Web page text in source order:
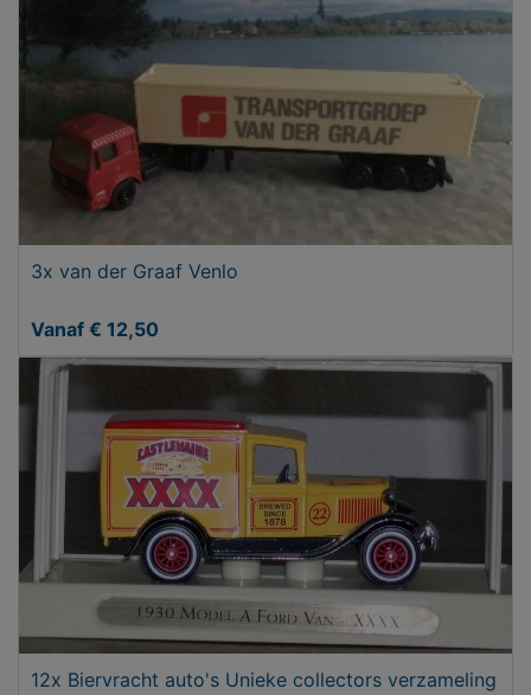
3x van der Graaf Venlo
Vanaf € 12,50
12x Biervracht auto's Unieke collectors verzameling